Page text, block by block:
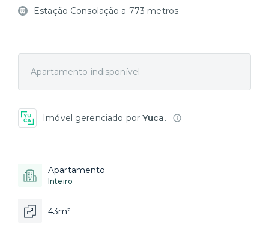
Estação Consolação a 773 metros
Apartamento indisponível
Imóvel gerenciado porYuca.
Apartamento
Inteiro
43m²